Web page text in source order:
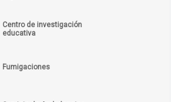
Centro de investigación
educativa
Fumigaciones